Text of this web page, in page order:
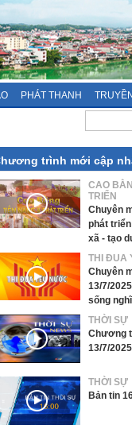
PHÁT THANH
trình mới cập
CAO
TRIỂN
Chuyên
phát
xã - tạo
THI ĐUA
Chuyên
13/7/
sống
THỜI SỰ
Chương
13/7/2025
THỜI SỰ
Bản tin